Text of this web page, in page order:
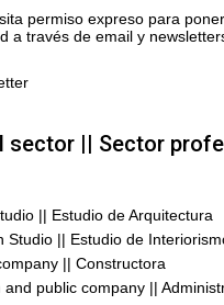
permiso expreso para
a través de email y
sector || Sector
|| Estudio de Arquitectura
Studio || Estudio de
|| Constructora
and public company ||